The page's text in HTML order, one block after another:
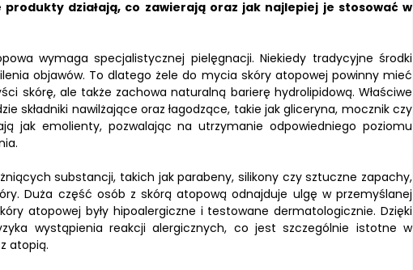
działają, co zawierają oraz jak najlepiej je stosować w
wymaga specjalistycznej pielęgnacji. Niekiedy tradycyjne środki
objawów. To dlatego żele do mycia skóry atopowej powinny mieć
skórę, ale także zachowa naturalną barierę hydrolipidową. Właściwe
składniki nawilżające oraz łagodzące, takie jak gliceryna, mocznik czy
jak emolienty, pozwalając na utrzymanie odpowiedniego poziomu
substancji, takich jak parabeny, silikony czy sztuczne zapachy,
Duża część osób z skórą atopową odnajduje ulgę w przemyślanej
atopowej były hipoalergiczne i testowane dermatologicznie. Dzięki
wystąpienia reakcji alergicznych, co jest szczególnie istotne w
atopią.